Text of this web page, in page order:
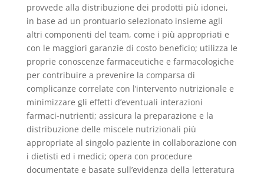
provvede alla distribuzione dei prodotti più idonei,
in base ad un prontuario selezionato insieme agli
altri componenti del team, come i più appropriati e
con le maggiori garanzie di costo beneficio; utilizza le
proprie conoscenze farmaceutiche e farmacologiche
per contribuire a prevenire la comparsa di
complicanze correlate con l’intervento nutrizionale e
minimizzare gli effetti d’eventuali interazioni
farmaci-nutrienti; assicura la preparazione e la
distribuzione delle miscele nutrizionali più
appropriate al singolo paziente in collaborazione con
i dietisti ed i medici; opera con procedure
documentate e basate sull’evidenza della letteratura